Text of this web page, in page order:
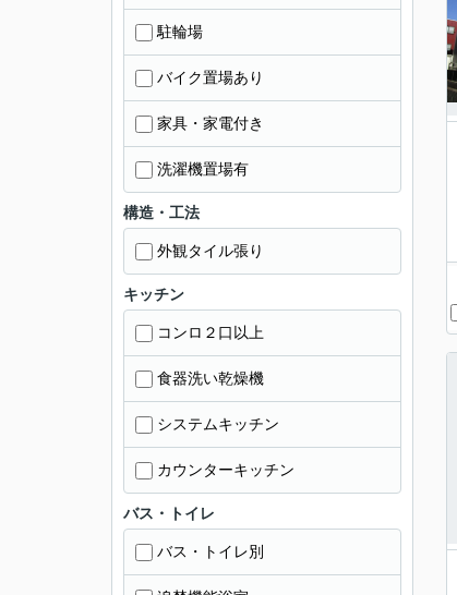
駐輪場
バイク置場あり
家具・家電付き
洗濯機置場有
構造・工法
外観タイル張り
キッチン
コンロ２口以上
食器洗い乾燥機
システムキッチン
カウンターキッチン
バス・トイレ
バス・トイレ別